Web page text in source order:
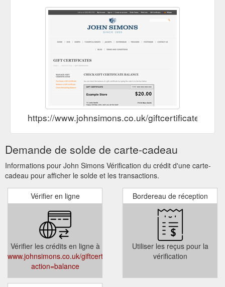
https://www.johnsimons.co.uk/
Demande de solde de carte-cadeau
Informations pour John Simons Vérification du crédit d'une carte-
cadeau pour afficher le solde et les transactions.
Vérifier en ligne
Vérifier les crédits en ligne à
www.johnsimons.co.uk/giftcertificates.php?
action=balance
Bordereau de réception
Utiliser les reçus pour la
vérification